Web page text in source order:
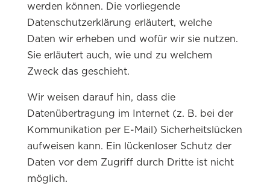
werden können. Die vorliegende
Datenschutzerklärung erläutert, welche
Daten wir erheben und wofür wir sie nutzen.
Sie erläutert auch, wie und zu welchem
Zweck das geschieht.
Wir weisen darauf hin, dass die
Datenübertragung im Internet (z. B. bei der
Kommunikation per E-Mail) Sicherheitslücken
aufweisen kann. Ein lückenloser Schutz der
Daten vor dem Zugriff durch Dritte ist nicht
möglich.